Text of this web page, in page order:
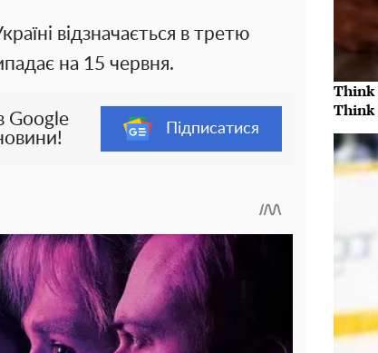
відзначається в третю
на 15 червня.
Google
Підписатися
Think
Think